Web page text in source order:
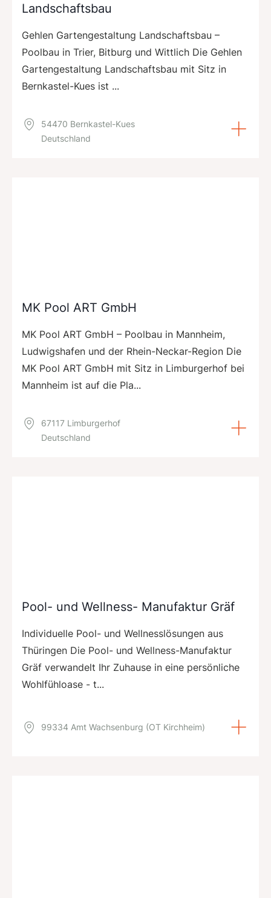
Landschaftsbau
Gehlen Gartengestaltung Landschaftsbau –
Poolbau in Trier, Bitburg und Wittlich Die Gehlen
Gartengestaltung Landschaftsbau mit Sitz in
Bernkastel-Kues ist ...
54470 Bernkastel-Kues
Deutschland
MK Pool ART GmbH
MK Pool ART GmbH – Poolbau in Mannheim,
Ludwigshafen und der Rhein-Neckar-Region Die
MK Pool ART GmbH mit Sitz in Limburgerhof bei
Mannheim ist auf die Pla...
67117 Limburgerhof
Deutschland
Pool- und Wellness- Manufaktur Gräf
Individuelle Pool- und Wellnesslösungen aus
Thüringen Die Pool- und Wellness-Manufaktur
Gräf verwandelt Ihr Zuhause in eine persönliche
Wohlfühloase - t...
99334 Amt Wachsenburg (OT Kirchheim)